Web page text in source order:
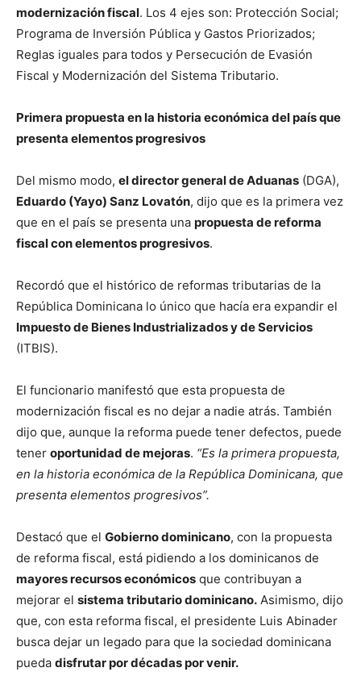
modernización fiscal. Los 4 ejes son: Protección Social;
Programa de Inversión Pública y Gastos Priorizados;
Reglas iguales para todos y Persecución de Evasión
Fiscal y Modernización del Sistema Tributario.
Primera propuesta en la historia económica del país que
presenta elementos progresivos
Del mismo modo, el director general de Aduanas (DGA),
Eduardo (Yayo) Sanz Lovatón, dijo que es la primera vez
que en el país se presenta una propuesta de reforma
fiscal con elementos progresivos.
Recordó que el histórico de reformas tributarias de la
República Dominicana lo único que hacía era expandir el
Impuesto de Bienes Industrializados y de Servicios
(ITBIS).
El funcionario manifestó que esta propuesta de
modernización fiscal es no dejar a nadie atrás. También
dijo que, aunque la reforma puede tener defectos, puede
tener oportunidad de mejoras. “Es la primera propuesta,
en la historia económica de la República Dominicana, que
presenta elementos progresivos”.
Destacó que el Gobierno dominicano, con la propuesta
de reforma fiscal, está pidiendo a los dominicanos de
mayores recursos económicos que contribuyan a
mejorar el sistema tributario dominicano. Asimismo, dijo
que, con esta reforma fiscal, el presidente Luis Abinader
busca dejar un legado para que la sociedad dominicana
pueda disfrutar por décadas por venir.